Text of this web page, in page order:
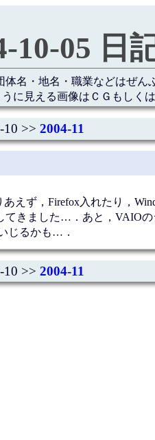
10-05 日
名・地名・職業などはぜん
に見える画像はＣＧもしく
10 >> 2004-11
えず，Firefox入れたり，
てきました…．あと，VAIO
じるかも…．
10 >> 2004-11